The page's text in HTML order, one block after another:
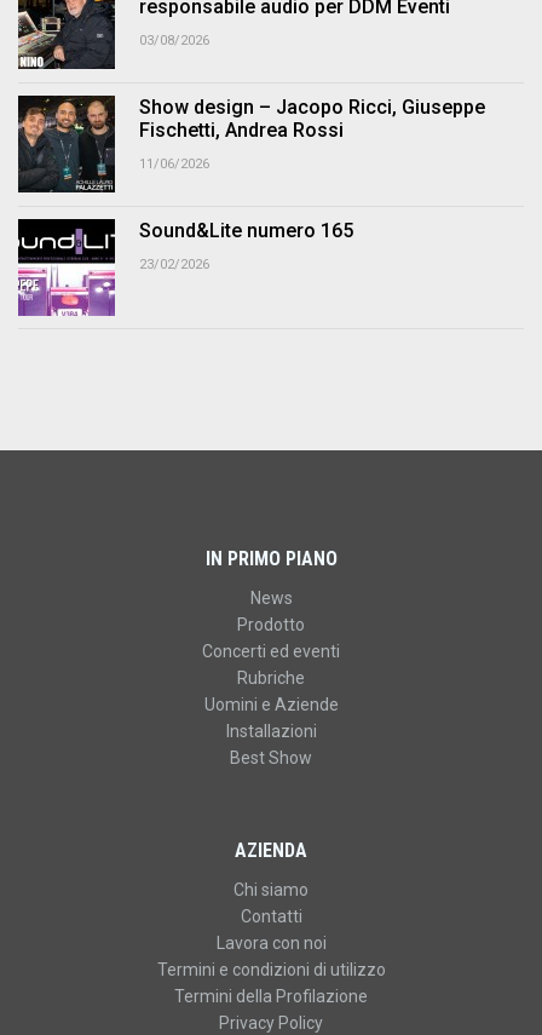
responsabile audio per DDM Eventi
03/08/2026
Show design – Jacopo Ricci, Giuseppe
Fischetti, Andrea Rossi
11/06/2026
Sound&Lite numero 165
23/02/2026
IN PRIMO PIANO
News
Prodotto
Concerti ed eventi
Rubriche
Uomini e Aziende
Installazioni
Best Show
AZIENDA
Chi siamo
Contatti
Lavora con noi
Termini e condizioni di utilizzo
Termini della Profilazione
Privacy Policy